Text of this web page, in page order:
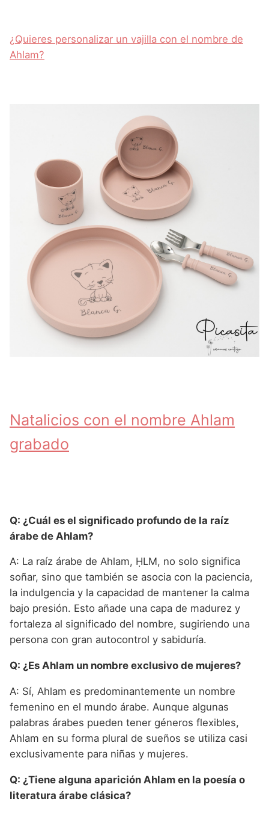
¿Quieres personalizar un vajilla con el nombre de
Ahlam?
Natalicios con el nombre Ahlam
grabado
Q: ¿Cuál es el significado profundo de la raíz
árabe de Ahlam?
A: La raíz árabe de Ahlam, ḤLM, no solo significa
soñar, sino que también se asocia con la paciencia,
la indulgencia y la capacidad de mantener la calma
bajo presión. Esto añade una capa de madurez y
fortaleza al significado del nombre, sugiriendo una
persona con gran autocontrol y sabiduría.
Q: ¿Es Ahlam un nombre exclusivo de mujeres?
A: Sí, Ahlam es predominantemente un nombre
femenino en el mundo árabe. Aunque algunas
palabras árabes pueden tener géneros flexibles,
Ahlam en su forma plural de sueños se utiliza casi
exclusivamente para niñas y mujeres.
Q: ¿Tiene alguna aparición Ahlam en la poesía o
literatura árabe clásica?